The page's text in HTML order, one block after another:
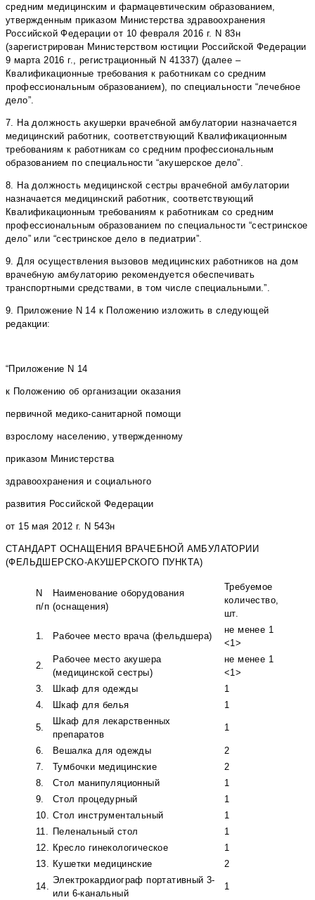
средним медицинским и фармацевтическим образованием,
утвержденным приказом Министерства здравоохранения
Российской Федерации от 10 февраля 2016 г. N 83н
(зарегистрирован Министерством юстиции Российской Федерации
9 марта 2016 г., регистрационный N 41337) (далее –
Квалификационные требования к работникам со средним
профессиональным образованием), по специальности “лечебное
дело”.
7. На должность акушерки врачебной амбулатории назначается
медицинский работник, соответствующий Квалификационным
требованиям к работникам со средним профессиональным
образованием по специальности “акушерское дело”.
8. На должность медицинской сестры врачебной амбулатории
назначается медицинский работник, соответствующий
Квалификационным требованиям к работникам со средним
профессиональным образованием по специальности “сестринское
дело” или “сестринское дело в педиатрии”.
9. Для осуществления вызовов медицинских работников на дом
врачебную амбулаторию рекомендуется обеспечивать
транспортными средствами, в том числе специальными.”.
9. Приложение N 14 к Положению изложить в следующей
редакции:
“Приложение N 14
к Положению об организации оказания
первичной медико-санитарной помощи
взрослому населению, утвержденному
приказом Министерства
здравоохранения и социального
развития Российской Федерации
от 15 мая 2012 г. N 543н
СТАНДАРТ ОСНАЩЕНИЯ ВРАЧЕБНОЙ АМБУЛАТОРИИ
(ФЕЛЬДШЕРСКО-АКУШЕРСКОГО ПУНКТА)
N
п/п
Наименование оборудования
(оснащения)
Требуемое
количество,
шт.
1. Рабочее место врача (фельдшера)
не менее 1
<1>
2.
Рабочее место акушера
(медицинской сестры)
не менее 1
<1>
3.
Шкаф для одежды
1
4.
Шкаф для белья 1
5.
Шкаф для лекарственных
препаратов
1
6. Вешалка для одежды
2
7.
Тумбочки медицинские
2
8.
Стол манипуляционный
1
9.
Стол процедурный
1
10. Стол инструментальный
1
11. Пеленальный стол
1
12. Кресло гинекологическое
1
13. Кушетки медицинские 2
14.
Электрокардиограф портативный 3-
или 6-канальный
1